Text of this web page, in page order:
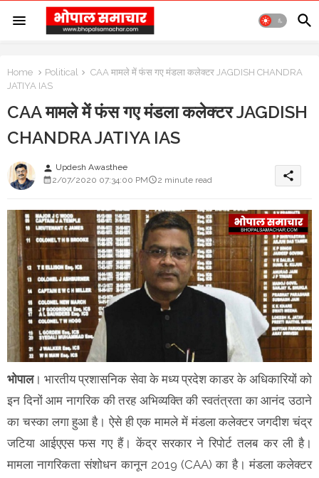
Home Political
CAA मामले में फंस गए मंडला कलेक्टर JAGDISH CHANDRA
JATIYA IAS
CAA मामले में फंस गए मंडला कलेक्टर JAGDISH
CHANDRA JATIYA IAS
person Updesh Awasthee
2/07/2020 07:34:00 PM
2 minute read share
भोपाल। भारतीय प्रशासनिक सेवा के मध्य प्रदेश काडर के अधिकारियों को
इन दिनों आम नागरिक की तरह अभिव्यक्ति की स्वतंत्रता का आनंद उठाने
का चस्का लगा हुआ है। ऐसे ही एक मामले में मंडला कलेक्टर जगदीश चंद्र
जटिया आईएएस फस गए हैं। केंद्र सरकार ने रिपोर्ट तलब कर ली है।
मामला नागरिकता संशोधन कानून 2019 (CAA) का है। मंडला कलेक्टर